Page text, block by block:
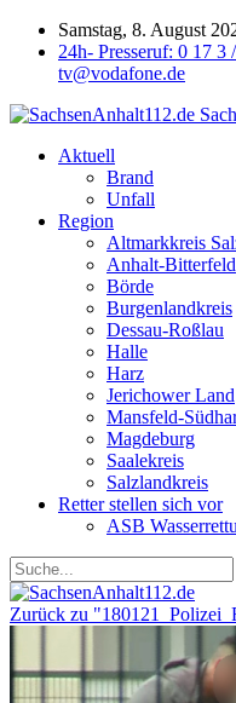
Samstag, 8. August
24h- Presseruf: 0 17
tv@vodafone.de
Aktuell
Brand
Unfall
Region
Altmarkkreis
Anhalt-Bitterfeld
Börde
Burgenlandkreis
Dessau-Roßlau
Halle
Harz
Jerichower Land
Mansfeld-
Magdeburg
Saalekreis
Salzlandkreis
Retter stellen sich vor
ASB
Zurück zu